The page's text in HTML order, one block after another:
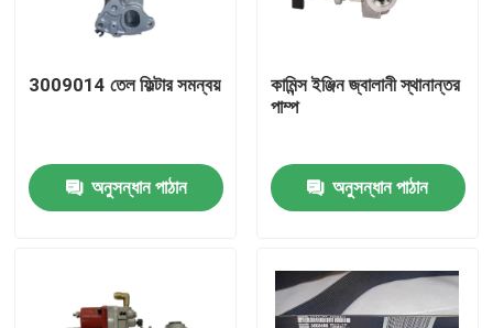
3009014 তেল ফিল্টার সমন্বয়
অনুসন্ধান পাঠান
কামিন্স ইঞ্জিন জ্বালানী স্থানান্তর
পাম্প
অনুসন্ধান পাঠান